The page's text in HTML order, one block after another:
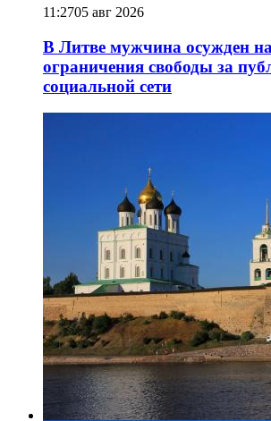
11:2705 авг 2026
В Литве мужчина осужден
ограничения свободы за
социальной сети